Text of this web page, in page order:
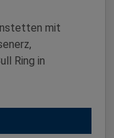
mit
Ring in